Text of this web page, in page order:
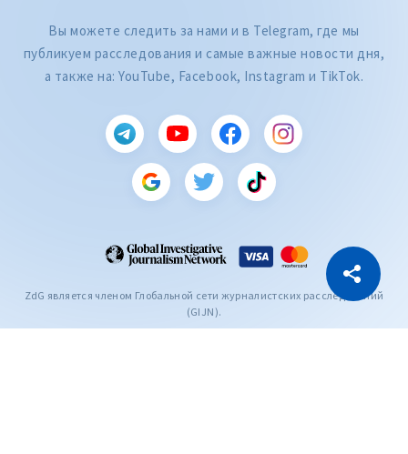
Скопировать ссылку
Вы можете следить за нами и в Telegram, где мы
публикуем расследования и самые важные новости дня,
а также на: YouTube, Facebook, Instagram и TikTok.
ZdG является членом Глобальной сети журналистских расследований
(GIJN).
CITEȘTE